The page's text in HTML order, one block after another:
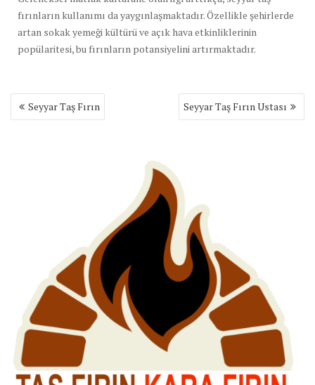
fırınların kullanımı da yaygınlaşmaktadır. Özellikle şehirlerde
artan sokak yemeği kültürü ve açık hava etkinliklerinin
popülaritesi, bu fırınların potansiyelini artırmaktadır.
Yazı
gezinmesi
Seyyar Taş Fırın Seyyar Taş Fırın Ustası